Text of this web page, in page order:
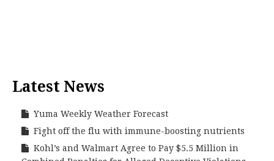
Latest News
Yuma Weekly Weather Forecast
Fight off the flu with immune-boosting nutrients
Kohl’s and Walmart Agree to Pay $5.5 Million in